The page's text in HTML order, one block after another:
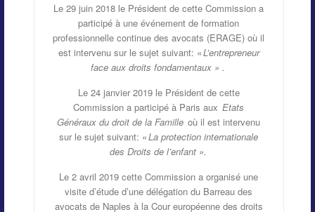
Le 29 juin 2018 le Président de cette Commission a
participé à une événement de formation
professionnelle continue des avocats (ERAGE) où il
est intervenu sur le sujet suivant: «L’entrepreneur
face aux droits fondamentaux » .
Le 24 janvier 2019 le Président de cette
Commission a participé à Paris aux Etats
Généraux du droit de la Famille où il est intervenu
sur le sujet suivant: «La protection internationale
des Droits de l’enfant ».
Le 2 avril 2019 cette Commission a organisé une
visite d’étude d’une délégation du Barreau des
avocats de Naples à la Cour européenne des droits